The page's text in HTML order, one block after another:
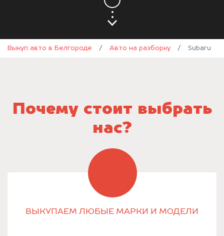
Выкуп авто в Белгороде / Авто на разборку / Subaru
Почему стоит выбрать
нас?
ВЫКУПАЕМ ЛЮБЫЕ МАРКИ И МОДЕЛИ